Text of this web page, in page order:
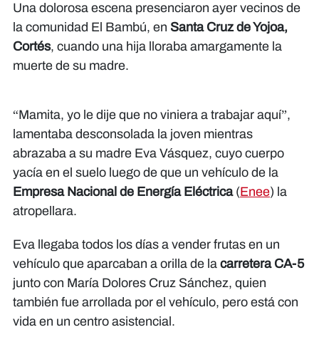
Una dolorosa escena presenciaron ayer vecinos de
la comunidad El Bambú, en Santa Cruz de Yojoa,
Cortés, cuando una hija lloraba amargamente la
muerte de su madre.
“Mamita, yo le dije que no viniera a trabajar aquí”,
lamentaba desconsolada la joven mientras
abrazaba a su madre Eva Vásquez, cuyo cuerpo
yacía en el suelo luego de que un vehículo de la
Empresa Nacional de Energía Eléctrica(Enee) la
atropellara.
Eva llegaba todos los días a vender frutas en un
vehículo que aparcaban a orilla de la carretera CA-5
junto con María Dolores Cruz Sánchez, quien
también fue arrollada por el vehículo, pero está con
vida en un centro asistencial.